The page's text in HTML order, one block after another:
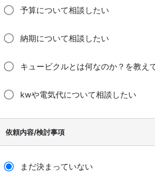
予算について相談したい
納期について相談したい
キュービクルとは何なのか？を教え
kwや電気代について相談したい
依頼内容/検討事項
まだ決まっていない